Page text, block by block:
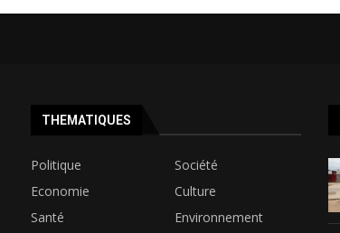
THEMATIQUES
Politique
Société
Economie
Culture
Santé
Environnement